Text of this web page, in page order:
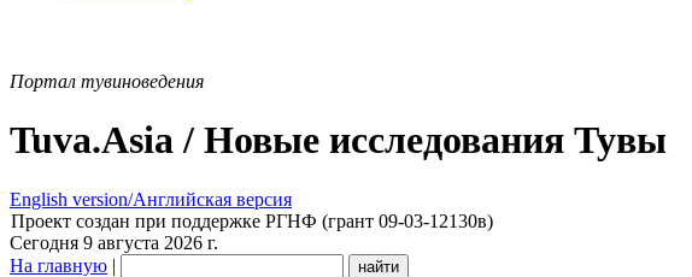
Портал тувиноведения
Tuva.Asia / Новые исследования Тувы
English version/Английская версия
Проект создан при поддержке РГНФ (грант 09-03-12130в)
Сегодня 9 августа 2026 г.
На главную |